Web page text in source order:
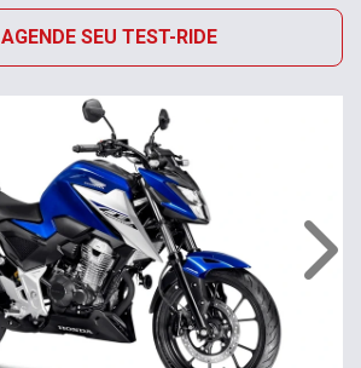
AGENDE SEU TEST-RIDE